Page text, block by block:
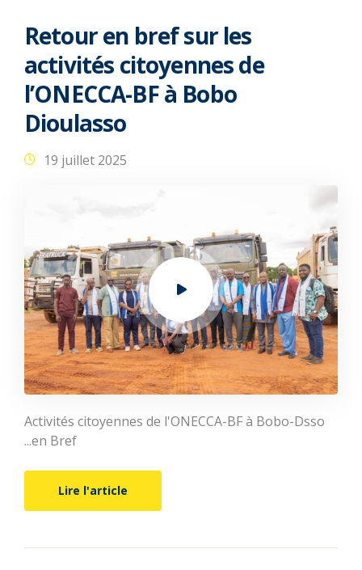
Retour en bref sur les
activités citoyennes de
l’ONECCA-BF à Bobo
Dioulasso
19 juillet 2025
Activités citoyennes de l'ONECCA-BF à Bobo-Dsso
...en Bref
Lire l'article